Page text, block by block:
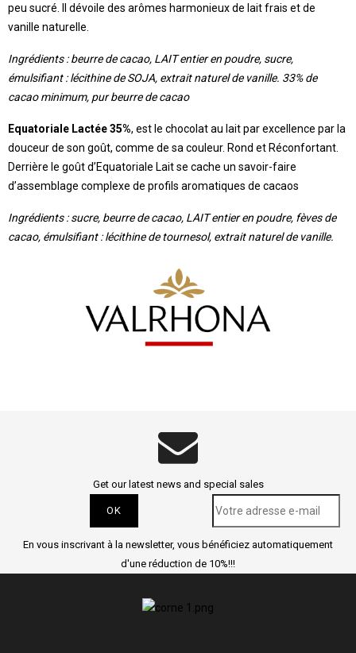
peu sucré. Il dévoile des arômes harmonieux de lait frais et de
vanille naturelle.
Ingrédients : beurre de cacao, LAIT entier en poudre, sucre,
émulsifiant : lécithine de SOJA, extrait naturel de vanille. 33% de
cacao minimum, pur beurre de cacao
Equatoriale Lactée 35%, est le chocolat au lait par excellence par la
douceur de son goût, comme de sa couleur. Rond et Réconfortant.
Derrière le goût d’Equatoriale Lait se cache un savoir-faire
d’assemblage complexe de profils aromatiques de cacaos
Ingrédients : sucre, beurre de cacao, LAIT entier en poudre, fèves de
cacao, émulsifiant : lécithine de tournesol, extrait naturel de vanille.
Get our latest news and special sales
En vous inscrivant à la newsletter, vous bénéficiez automatiquement
d'une réduction de 10%!!!